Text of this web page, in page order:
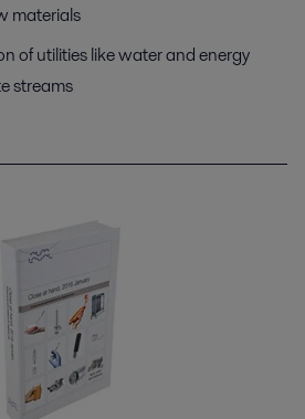
materials
of utilities like water and energy
streams